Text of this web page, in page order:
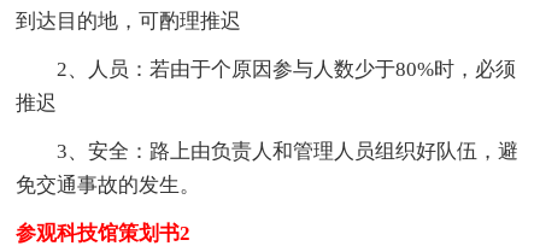
到达目的地，可酌理推迟
2、人员：若由于个原因参与人数少于80%时，必须
推迟
3、安全：路上由负责人和管理人员组织好队伍，避
免交通事故的发生。
参观科技馆策划书2